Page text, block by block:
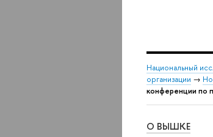
Национальный
организации →
конференции по
О ВЫШКЕ